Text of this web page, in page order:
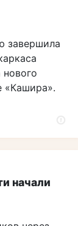
завершила
нового
«Кашира».
начали